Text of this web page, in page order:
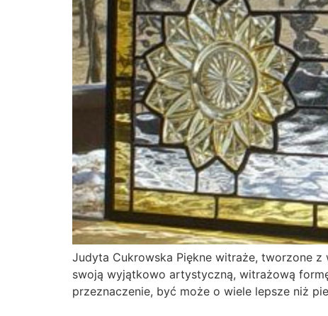
Judyta Cukrowska Piękne witraże, tworzone
swoją wyjątkowo artystyczną, witrażową
przeznaczenie, być może o wiele lepsze niż